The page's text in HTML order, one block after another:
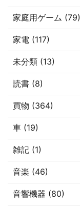
家庭用ゲーム (79)
家電 (117)
未分類 (13)
読書 (8)
買物 (364)
車 (19)
雑記 (1)
音楽 (46)
音響機器 (80)